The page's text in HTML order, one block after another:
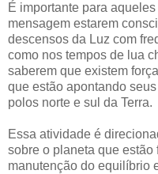
É importante para
mensagem estarem
descensos da Luz com
como nos tempos de lua
saberem que existem
que estão apontando
polos norte e sul da Terra.
Essa atividade é
sobre o planeta que
manutenção do equilíbrio